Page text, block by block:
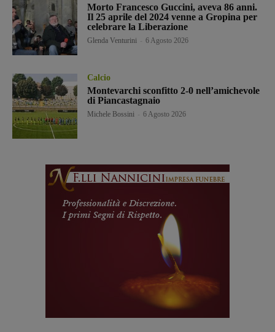
Morto Francesco Guccini, aveva 86 anni.
Il 25 aprile del 2024 venne a Gropina per
celebrare la Liberazione
Glenda Venturini 6 Agosto 2026
Calcio
Montevarchi sconfitto 2-0 nell’amichevole
di Piancastagnaio
Michele Bossini 6 Agosto 2026